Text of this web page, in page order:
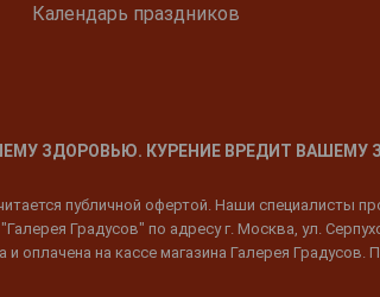
Календарь праздников
ЗДОРОВЬЮ. КУРЕНИЕ ВРЕДИТ ВАШЕМУ
публичной офертой. Наши специалисты
Градусов" по адресу г. Москва, ул.
оплачена на кассе магазина Галерея Градусов.